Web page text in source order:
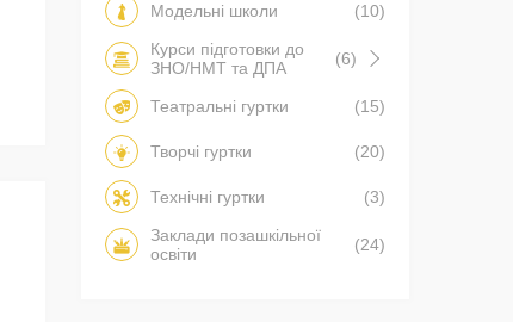
Модельні школи
(10)
Курси підготовки до
ЗНО/НМТ та ДПА
(6)
Театральні гуртки (15)
Творчі гуртки (20)
Технічні гуртки
(3)
Заклади позашкільної
освіти
(24)